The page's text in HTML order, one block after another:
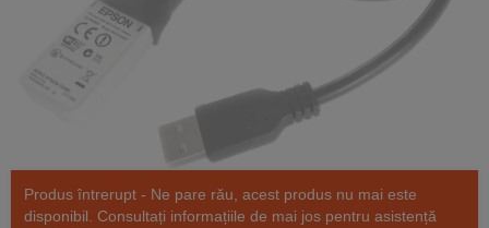
Produs întrerupt - Ne pare rău, acest produs nu mai este
disponibil. Consultați informațiile de mai jos pentru asistență